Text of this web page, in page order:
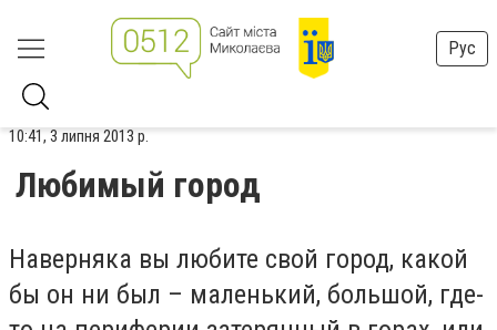
Рус
10:41, 3 липня 2013 р.
Любимый город
Наверняка вы любите свой город, какой
бы он ни был – маленький, большой, где-